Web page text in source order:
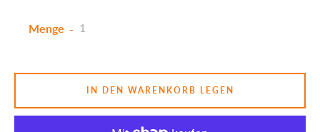
Menge
IN DEN WARENKORB LEGEN